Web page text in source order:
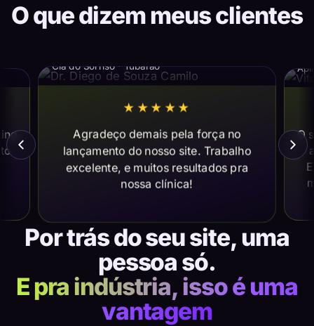
O que dizem meus clientes
Cia do Sorriso · Tubarão
★★★★★
Agradeço demais pela força no
lançamento do nosso site. Trabalho
excelente, e muitos resultados pra
nossa clínica!
O
Por trás do seu site, uma
pessoa só.
E pra indústria, isso é uma
vantagem